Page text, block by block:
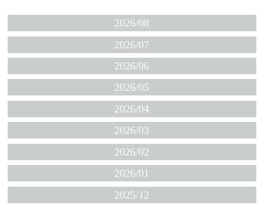
2026/08
2026/07
2026/06
2026/05
2026/04
2026/03
2026/02
2026/01
2025/12